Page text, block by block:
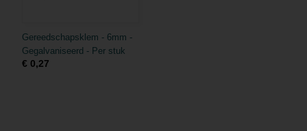
Gereedschapsklem - 6mm -
Gegalvaniseerd - Per stuk
€ 0,27